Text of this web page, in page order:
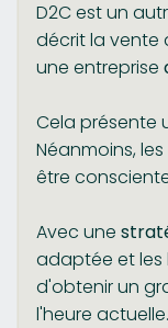
D2C est un
décrit la vente
une entreprise
Cela présente
Néanmoins,
être
Avec une
adaptée et les
d'obtenir un
l'heure actuelle.